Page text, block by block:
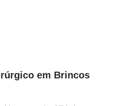
em Brincos